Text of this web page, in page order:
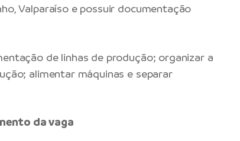
Valparaíso e possuir documentação
de linhas de produção; organizar a
alimentar máquinas e separar
da vaga